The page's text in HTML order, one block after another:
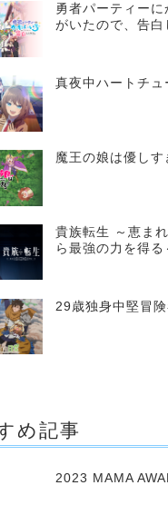
勇者パーティーに
がいたので、告白
真夜中ハートチュ
魔王の娘は優しす
貴族転生 ～恵ま
ら最強の力を得る
29歳独身中堅冒
め記事
2023 MAMA